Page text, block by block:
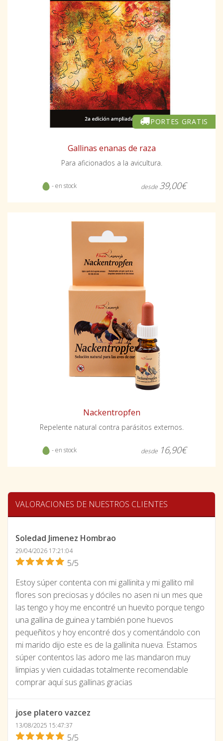
PORTES GRATIS
Gallinas enanas de raza
Para aficionados a la avicultura.
- en stock desde 39,00€
Nackentropfen
Repelente natural contra parásitos externos.
- en stock desde 16,90€
VALORACIONES DE NUESTROS CLIENTES
Soledad Jimenez Hombrao
29/04/2026 17:21:04
5/5
Estoy súper contenta con mi gallinita y mi gallito mil
flores son preciosas y dóciles no asen ni un mes que
las tengo y hoy me encontré un huevito porque tengo
una gallina de guinea y también pone huevos
pequeñitos y hoy encontré dos y comentándolo con
mi marido dijo este es de la gallinita nueva. Estamos
súper contentos las adoro me las mandaron muy
limpias y vien cuidadas totalmente recomendable
comprar aquí sus gallinas gracias
jose platero vazcez
13/08/2025 15:47:37
5/5